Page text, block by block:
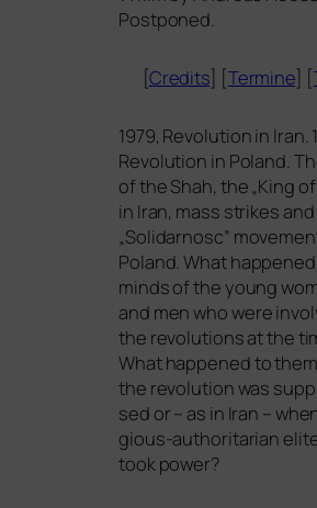
Postponed.
[Credits] [Termine] [
1979, Revolution in Iran.
Revolution in Poland.
of the Shah, the „King
in Iran, mass strikes
„Solidarnosc”
Poland. What
minds of the young
and men who were
the revo­lu­ti­ons at the
What hap­pen­ed to
the revo­lu­ti­on was
sed or – as in Iran –
gious-aut­ho­ri­ta­ri­an
took power?